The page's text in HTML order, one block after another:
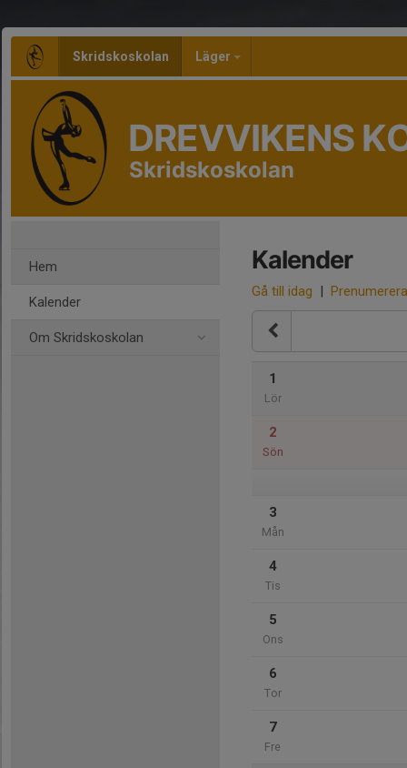
Skridskoskolan Läger
DREVVIKENS
Skridskoskolan
Hem
Kalender
Om Skridskoskolan
Kalender
Gå till idag | Prenumerera
1
Lör
2
Sön
3
Mån
4
Tis
5
Ons
6
Tor
7
Fre